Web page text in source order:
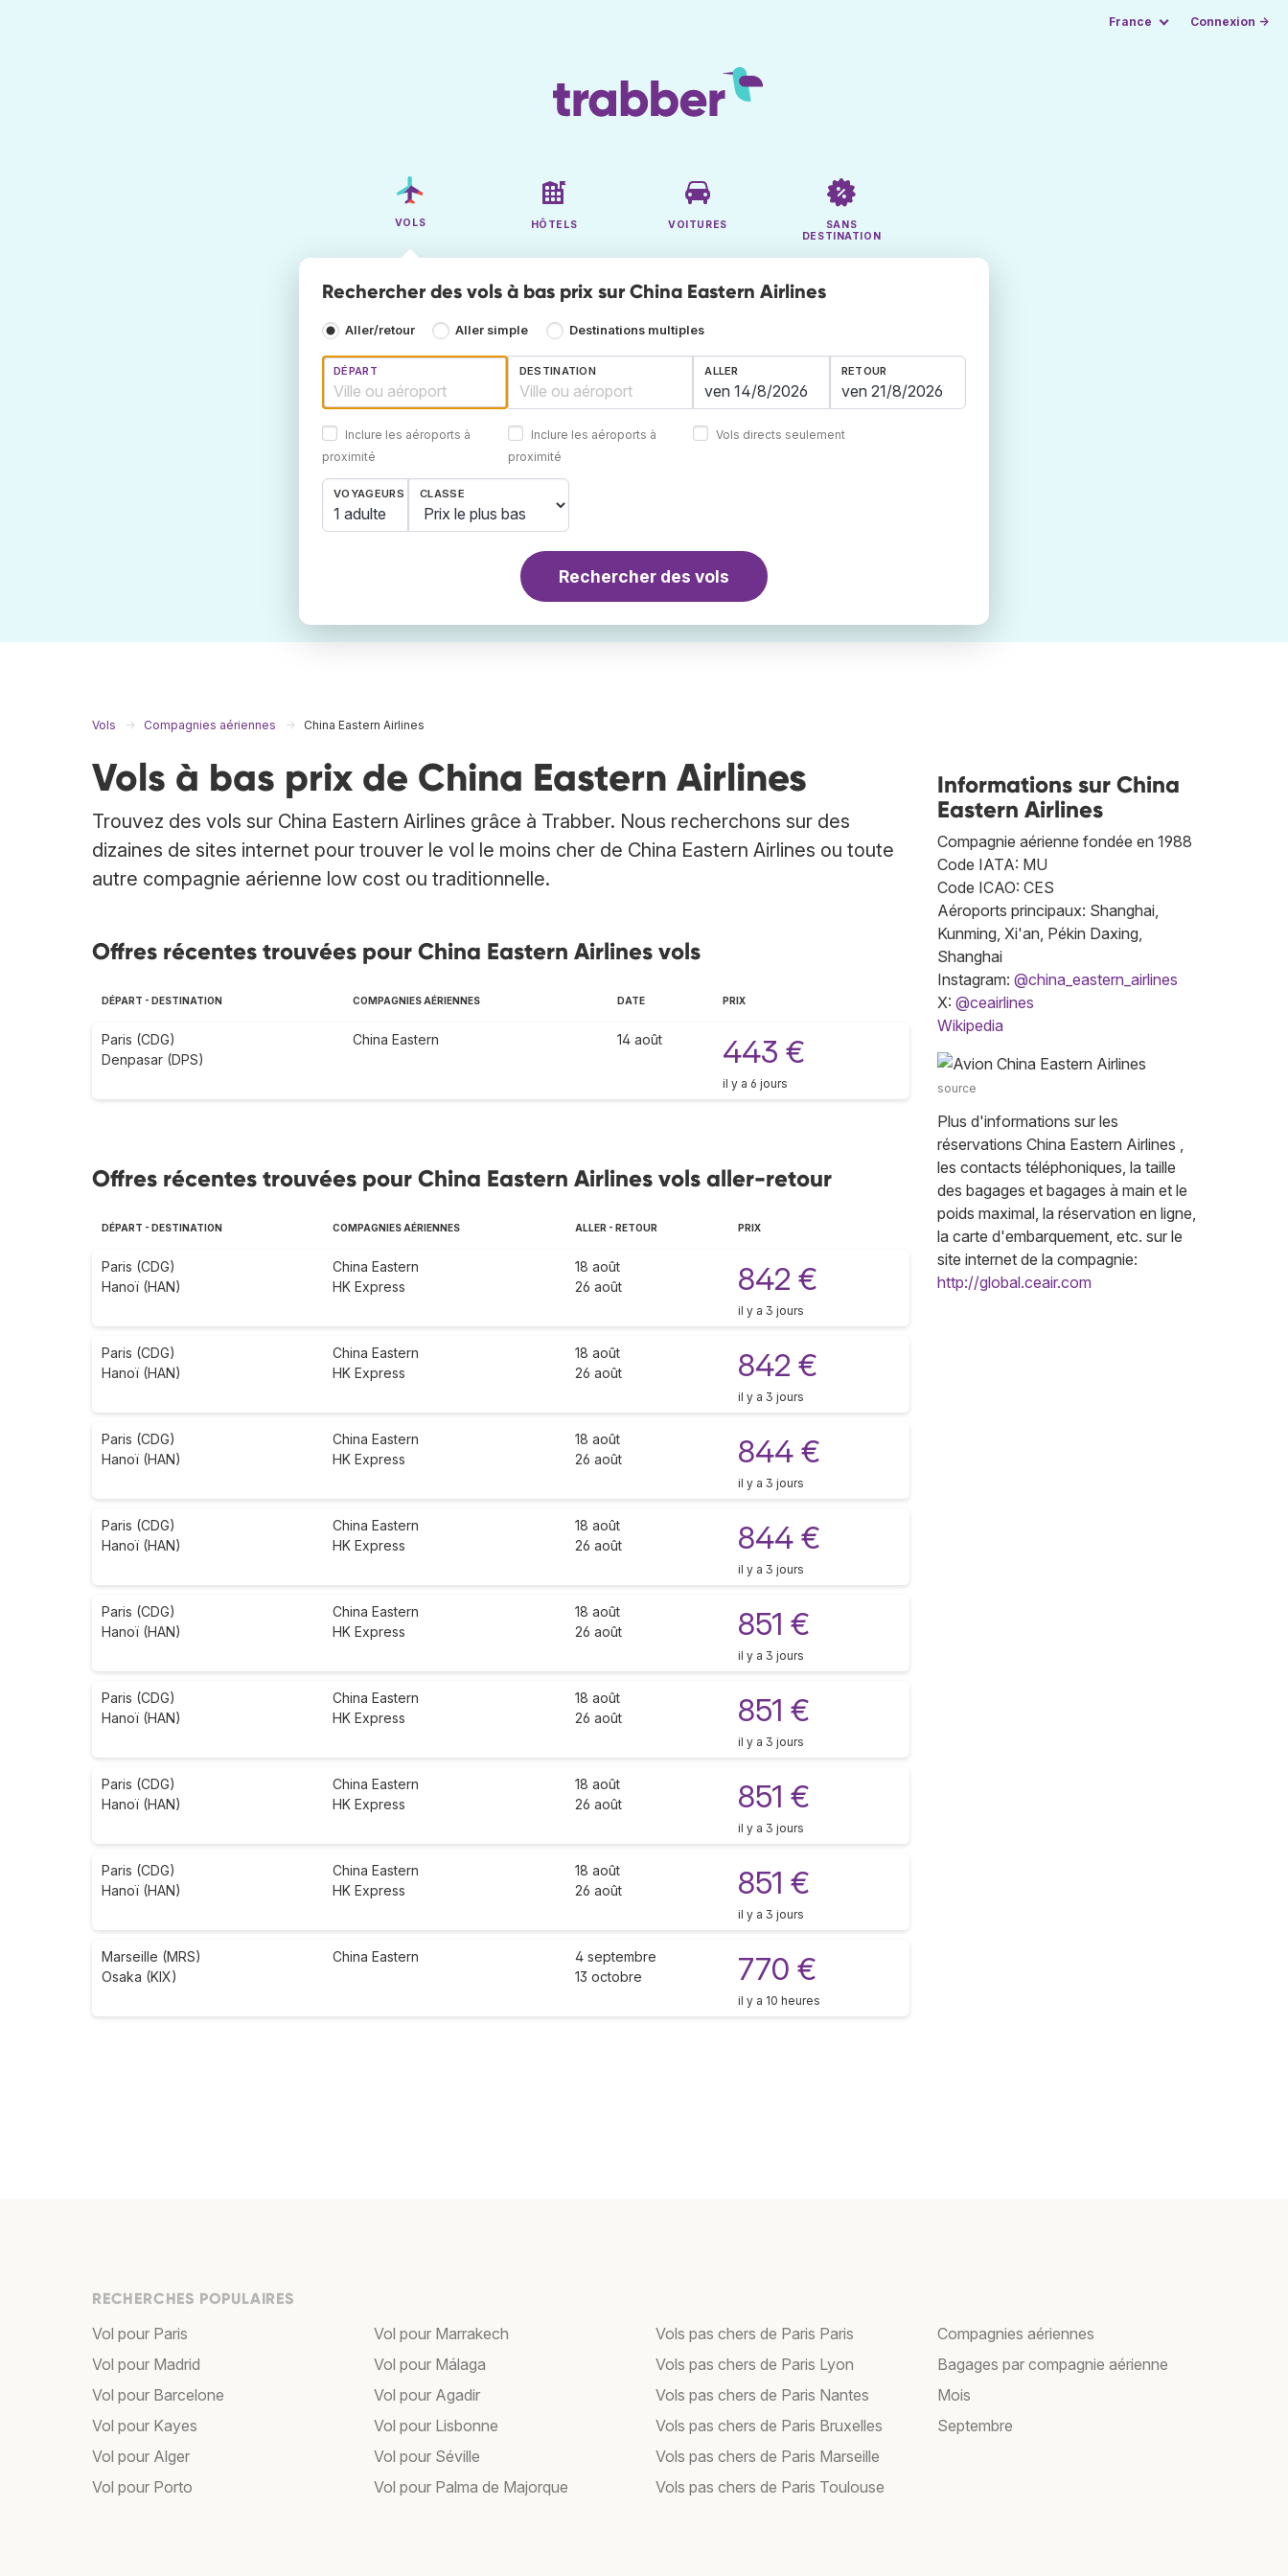
France Connexion →
VOLS HÔTELS VOITURES
SANS
DESTINATION
Rechercher des vols à bas prix sur China Eastern Airlines
Aller/retour Aller simple Destinations multiples
DÉPART
Inclure les aéroports à
proximité
DESTINATION
Inclure les aéroports à
proximité
ALLER RETOUR
Vols directs seulement
VOYAGEURS
1 adulte
CLASSE
Rechercher des vols
Vols Compagnies aériennes China Eastern Airlines
Vols à bas prix de China Eastern Airlines
Trouvez des vols sur China Eastern Airlines grâce à Trabber. Nous recherchons sur des
dizaines de sites internet pour trouver le vol le moins cher de China Eastern Airlines ou toute
autre compagnie aérienne low cost ou traditionnelle.
Offres récentes trouvées pour China Eastern Airlines vols
DÉPART - DESTINATION COMPAGNIES AÉRIENNES DATE PRIX
Paris (CDG)
Denpasar (DPS)
China Eastern 14 août 443 €
il y a 6 jours
Offres récentes trouvées pour China Eastern Airlines vols aller-retour
DÉPART - DESTINATION COMPAGNIES AÉRIENNES ALLER - RETOUR PRIX
Paris (CDG)
Hanoï (HAN)
China Eastern
HK Express
18 août
26 août
842 €
il y a 3 jours
Paris (CDG)
Hanoï (HAN)
China Eastern
HK Express
18 août
26 août
842 €
il y a 3 jours
Paris (CDG)
Hanoï (HAN)
China Eastern
HK Express
18 août
26 août
844 €
il y a 3 jours
Paris (CDG)
Hanoï (HAN)
China Eastern
HK Express
18 août
26 août
844 €
il y a 3 jours
Paris (CDG)
Hanoï (HAN)
China Eastern
HK Express
18 août
26 août
851 €
il y a 3 jours
Paris (CDG)
Hanoï (HAN)
China Eastern
HK Express
18 août
26 août
851 €
il y a 3 jours
Paris (CDG)
Hanoï (HAN)
China Eastern
HK Express
18 août
26 août
851 €
il y a 3 jours
Paris (CDG)
Hanoï (HAN)
China Eastern
HK Express
18 août
26 août
851 €
il y a 3 jours
Marseille (MRS)
Osaka (KIX)
China Eastern
4 septembre
13 octobre
770 €
il y a 10 heures
Informations sur China
Eastern Airlines
Compagnie aérienne fondée en 1988
Code IATA: MU
Code ICAO: CES
Aéroports principaux: Shanghai,
Kunming, Xi'an, Pékin Daxing,
Shanghai
Instagram: @china_eastern_airlines
X: @ceairlines
Wikipedia
source
Plus d'informations sur les
réservations China Eastern Airlines ,
les contacts téléphoniques, la taille
des bagages et bagages à main et le
poids maximal, la réservation en ligne,
la carte d'embarquement, etc. sur le
site internet de la compagnie:
http://global.ceair.com
RECHERCHES POPULAIRES
Vol pour Paris
Vol pour Madrid
Vol pour Barcelone
Vol pour Kayes
Vol pour Alger
Vol pour Porto
Vol pour Marrakech
Vol pour Málaga
Vol pour Agadir
Vol pour Lisbonne
Vol pour Séville
Vol pour Palma de Majorque
Vols pas chers de Paris Paris
Vols pas chers de Paris Lyon
Vols pas chers de Paris Nantes
Vols pas chers de Paris Bruxelles
Vols pas chers de Paris Marseille
Vols pas chers de Paris Toulouse
Compagnies aériennes
Bagages par compagnie aérienne
Mois
Septembre